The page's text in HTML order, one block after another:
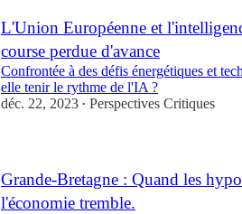
L'Union Européenne et
course perdue d'avance
Confrontée à des défis énergétiques et
elle tenir le rythme de l'IA ?
déc. 22, 2023 • Perspectives Critiques
Grande-Bretagne : Quand les
l'économie tremble.